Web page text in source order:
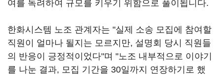
여를 독려하여 규모를 키우기 위함으로 풀이됩니다.
한화시스템 노조 관계자는 "실제 소송 모집에 참여할
직원이 얼마나 될지는 모르지만, 설명회 당시 직원들
의 반응이 긍정적이었다"며 "노조 내부적으로 이야기
를 나눈 결과, 모집 기간을 30일까지 연장하기로 했